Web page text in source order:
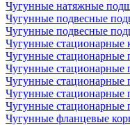
Чугунные натяжные
Чугунные подвесные
Чугунные подвесные
Чугунные стационарные
Чугунные
Чугунные
Чугунные
Чугунные
Чугунные
Чугунные фланцевые